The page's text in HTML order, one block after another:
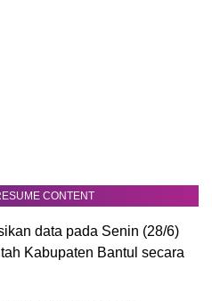
CONTENT
data pada Senin (28/6)
Kabupaten Bantul secara